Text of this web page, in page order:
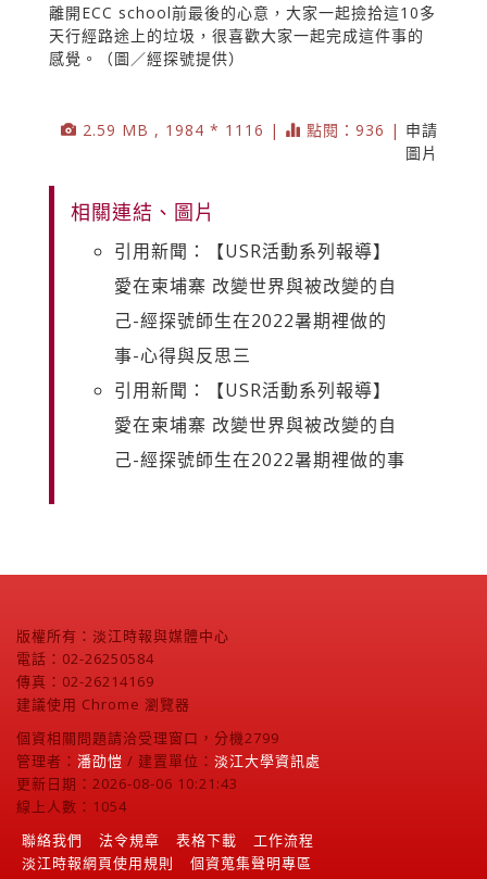
離開ECC school前最後的心意，大家一起撿拾這10多
天行經路途上的垃圾，很喜歡大家一起完成這件事的
感覺。（圖／經探號提供）
2.59 MB , 1984 * 1116 | 點閱：936 | 申請
圖片
相關連結、圖片
引用新聞：【USR活動系列報導】
愛在柬埔寨 改變世界與被改變的自
己-經探號師生在2022暑期裡做的
事-心得與反思三
引用新聞：【USR活動系列報導】
愛在柬埔寨 改變世界與被改變的自
己-經探號師生在2022暑期裡做的事
版權所有：淡江時報與媒體中心
電話：02-26250584
傳真：02-26214169
建議使用 Chrome 瀏覽器
個資相關問題請洽受理窗口，分機2799
管理者： 潘劭愷 / 建置單位： 淡江大學資訊處
更新日期：2026-08-06 10:21:43
線上人數：1054
聯絡我們
法令規章 表格下載
工作流程
淡江時報網頁使用規則
個資蒐集聲明專區